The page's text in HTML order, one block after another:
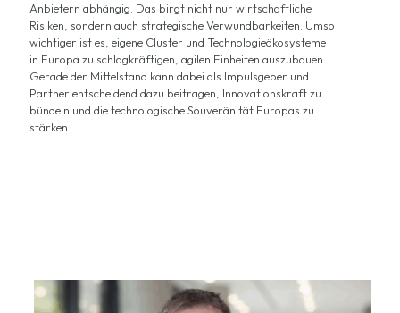
Anbietern abhängig. Das birgt nicht nur wirtschaftliche
Risiken, sondern auch strategische Verwundbarkeiten. Umso
wichtiger ist es, eigene Cluster und Technologieökosysteme
in Europa zu schlagkräftigen, agilen Einheiten auszubauen.
Gerade der Mittelstand kann dabei als Impulsgeber und
Partner entscheidend dazu beitragen, Innovationskraft zu
bündeln und die technologische Souveränität Europas zu
stärken.